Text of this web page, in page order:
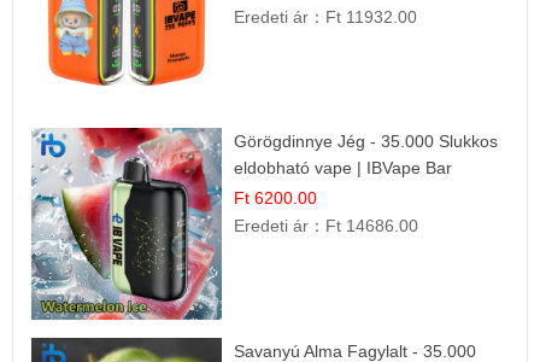
Eredeti ár： Ft 11932.00
Görögdinnye Jég - 35.000 Slukkos
eldobható vape | IBVape Bar
Frissítő Nyári Íz
Ft 6200.00
Eredeti ár： Ft 14686.00
Savanyú Alma Fagylalt - 35.000